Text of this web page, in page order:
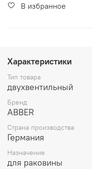
В избранное
Характеристики
Тип товара
двухвентильный
Бренд
ABBER
Страна производства
Германия
Назначение
для раковины